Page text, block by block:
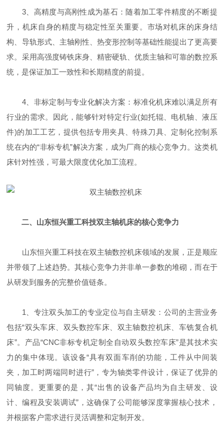
3、高精度与高刚性成为基石：随着加工零件精度的不断提
升，机床自身的精度与稳定性至关重要。市场对机床的床身结
构、导轨形式、主轴刚性、热变形控制等基础性能提出了更高要
求。采用高强度铸铁床身、精密硬轨、优质主轴和可靠的数控系
统，是保证加工一致性和长期精度的前提。
4、非标定制与专业化解决方案：标准化机床难以满足所有
行业的需求。因此，能够针对特定行业(如托辊、电机轴、液压
件)的加工工艺，提供包括专用夹具、特殊刀具、定制化控制系
统在内的“非标专机”解决方案，成为厂商的核心竞争力。这类机
床针对性强，可最大限度优化加工流程。
二、山东恒兴重工科技双主轴机床的核心竞争力
山东恒兴重工科技在双主轴数控机床领域的发展，正是顺应
并带领了上述趋势。其核心竞争力并非单一参数的堆砌，而在于
从研发到服务的完整价值链条。
1、专注双头加工的专业定位与自主研发：公司的主营业务
包括“双头车床、双头数控车床、双主轴数控机床、车铣复合机
床”。产品“CNC非标专机定制全自动双头数控车床”是其技术实
力的集中体现。该设备“具有双面车削的功能，工件从中间装
夹，加工时两端同时进行”，专为轴类零件设计，保证了优异的
同轴度。更重要的是，其“出售的设备产品均为自主研发、设
计、编程及安装调试”，这确保了公司能够深度掌握核心技术，
并根据客户需求进行灵活调整和定制开发。